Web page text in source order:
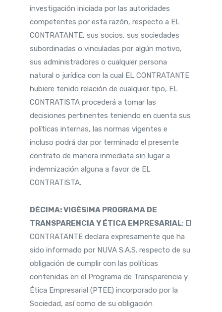
investigación iniciada por las autoridades
competentes por esta razón, respecto a EL
CONTRATANTE, sus socios, sus sociedades
subordinadas o vinculadas por algún motivo,
sus administradores o cualquier persona
natural o jurídica con la cual EL CONTRATANTE
hubiere tenido relación de cualquier tipo, EL
CONTRATISTA procederá a tomar las
decisiones pertinentes teniendo en cuenta sus
políticas internas, las normas vigentes e
incluso podrá dar por terminado el presente
contrato de manera inmediata sin lugar a
indemnización alguna a favor de EL
CONTRATISTA.
DÉCIMA: VIGÉSIMA PROGRAMA DE
TRANSPARENCIA Y ÉTICA EMPRESARIAL: El
CONTRATANTE declara expresamente que ha
sido informado por NUVA S.A.S. respecto de su
obligación de cumplir con las políticas
contenidas en el Programa de Transparencia y
Ética Empresarial (PTEE) incorporado por la
Sociedad, así como de su obligación